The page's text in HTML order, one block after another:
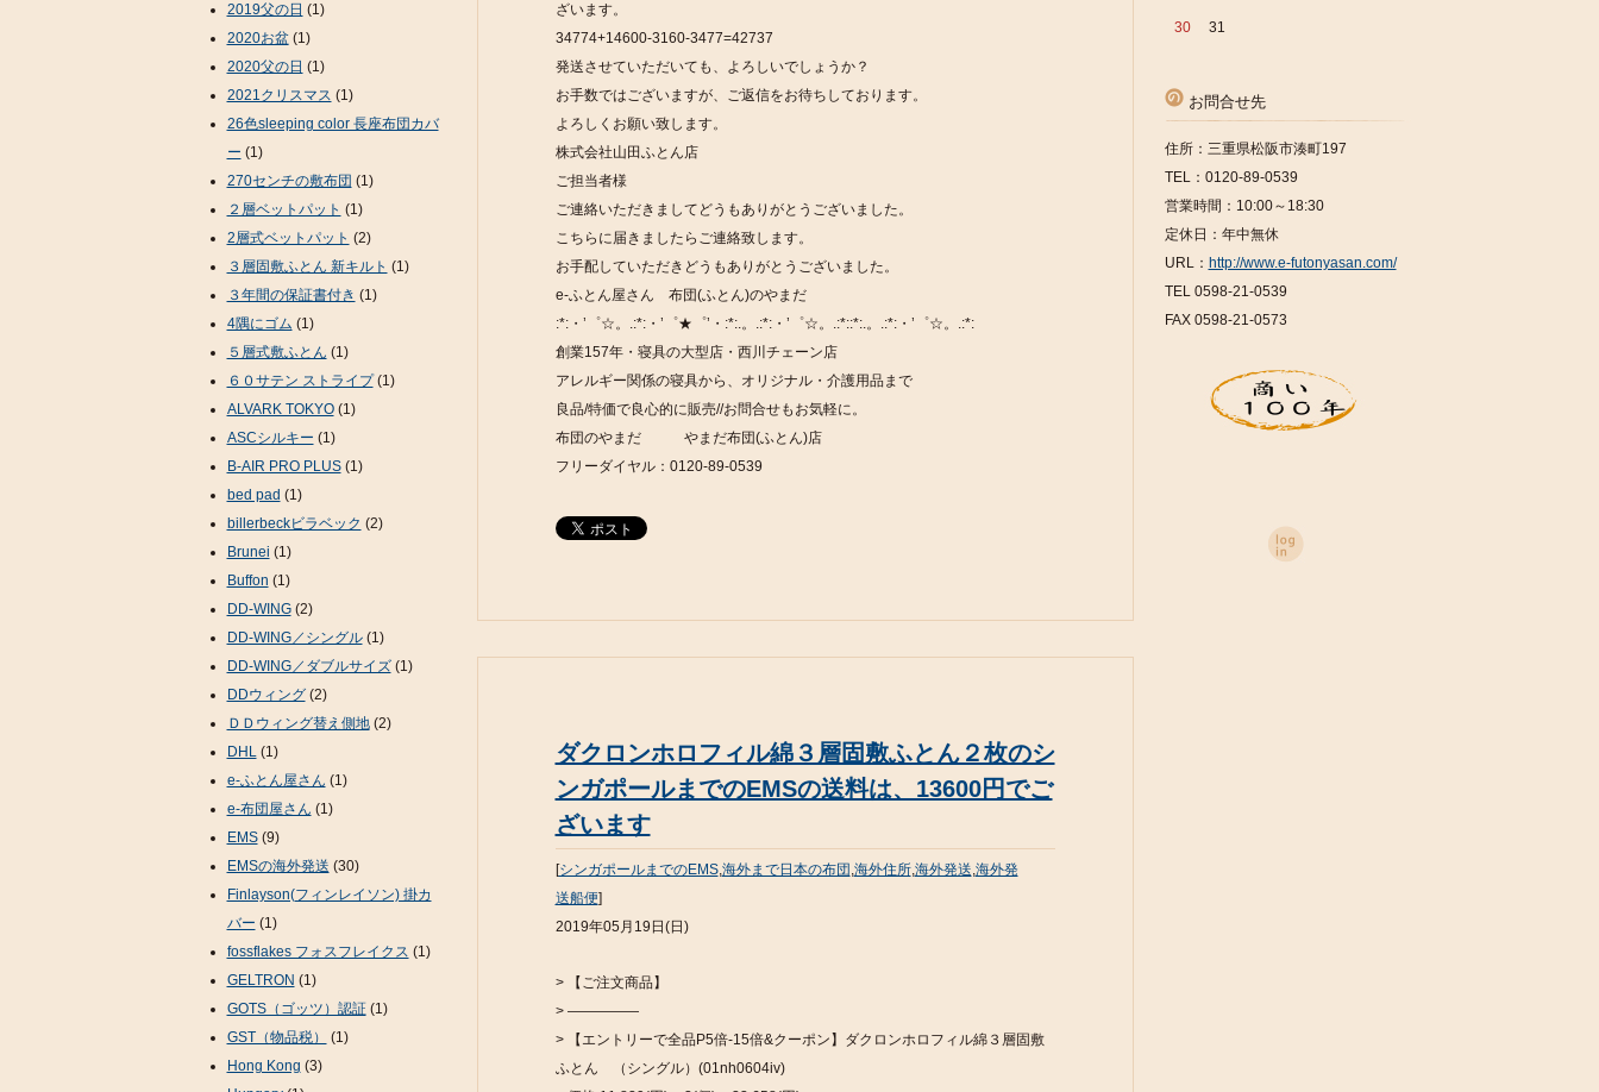
ざいます。
34774+14600-3160-3477=42737
発送させていただいても、よろしいでしょうか？
お手数ではございますが、ご返信をお待ちしております。
よろしくお願い致します。
株式会社山田ふとん店
ご担当者様
ご連絡いただきましてどうもありがとうございました。
こちらに届きましたらご連絡致します。
お手配していただきどうもありがとうございました。
e-ふとん屋さん 布団(ふとん)のやまだ
:*:・’゜☆。.:*:・’゜★゜’・:*:.。.:*:・’゜☆。.:*::*:.。.:*:・’゜☆。.:*:
創業157年・寝具の大型店・西川チェーン店
アレルギー関係の寝具から、オリジナル・介護用品まで
良品/特価で良心的に販売//お問合せもお気軽に。
布団のやまだ やまだ布団(ふとん)店
フリーダイヤル：0120-89-0539
ダクロンホロフィル綿３層固敷ふとん２枚のシ
ンガポールまでのEMSの送料は、13600円でご
ざいます
[シンガポールまでのEMS,海外まで日本の布団 ,海外住所,海外発送,海外発
送船便]
2019年05月19日(日)
> 【ご注文商品】
> —————
> 【エントリーで全品P5倍-15倍&クーポン】ダクロンホロフィル綿３層固敷
ふとん （シングル）(01nh0604iv)
2019父の日 (1)
2020お盆(1)
2020父の日 (1)
2021クリスマス (1)
26色sleeping color 長座布団カバ
ー (1)
270センチの敷布団 (1)
２層ベットパット (1)
2層式ベットパット (2)
３層固敷ふとん 新キルト (1)
３年間の保証書付き (1)
4隅にゴム (1)
５層式敷ふとん (1)
６０サテン ストライプ(1)
ALVARK TOKYO(1)
ASCシルキー (1)
B-AIR PRO PLUS(1)
bed pad (1)
billerbeckビラベック (2)
Brunei (1)
Buffon (1)
DD-WING(2)
DD-WING／シングル(1)
DD-WING／ダブルサイズ(1)
DDウィング(2)
ＤＤウィング替え側地(2)
DHL(1)
e-ふとん屋さん (1)
e-布団屋さん (1)
EMS(9)
EMSの海外発送 (30)
Finlayson(フィンレイソン) 掛カ
バー (1)
fossflakes フォスフレイクス (1)
GELTRON (1)
GOTS（ゴッツ）認証(1)
GST（物品税）
(1)
Hong Kong (3)
30 31
お問合せ先
住所：三重県松阪市湊町197
TEL：0120-89-0539
営業時間：10:00～18:30
定休日：年中無休
URL： http://www.e-futonyasan.com/
TEL 0598-21-0539
FAX 0598-21-0573